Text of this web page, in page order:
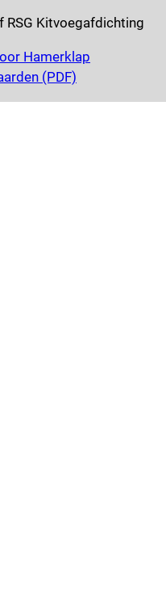
Kitvoegafdichting
Hamerklap
(PDF)